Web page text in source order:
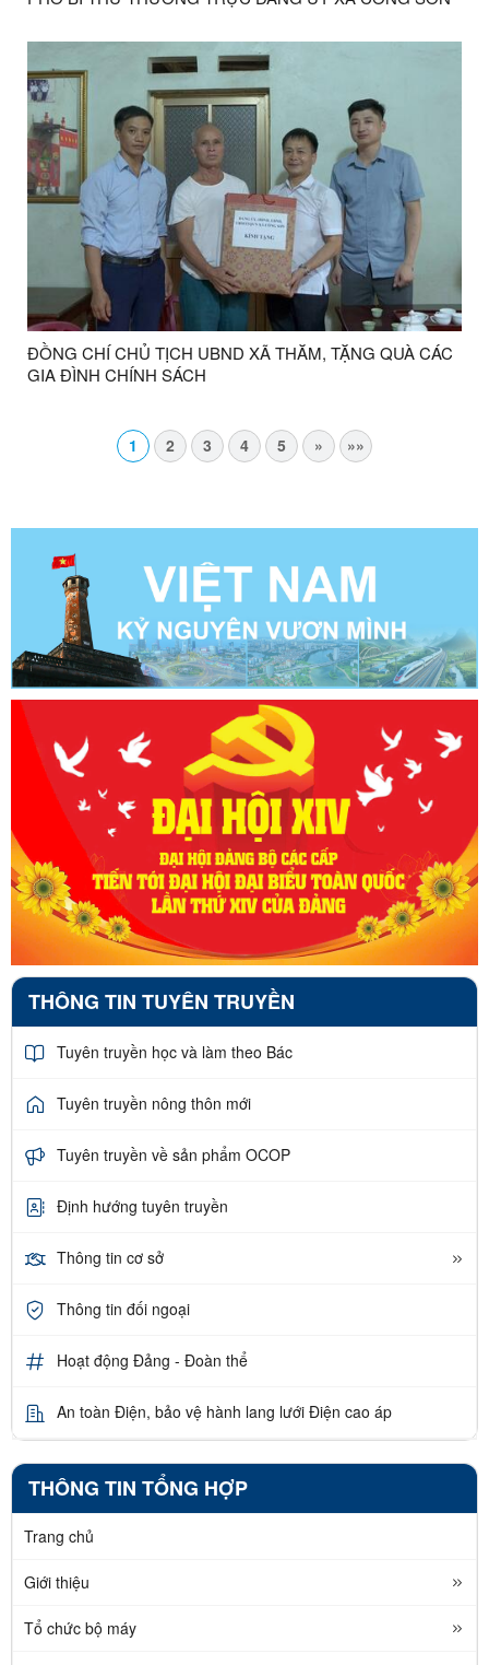
KỶ NIỆM 79 NĂM NGÀY THƯƠNG BINH - LIỆT SĨ
ĐỒNG CHÍ CHỦ TỊCH UBND XÃ THĂM, TẶNG QUÀ CÁC
GIA ĐÌNH CHÍNH SÁCH
1 2 3 4 5 » »»
THÔNG TIN TUYÊN TRUYỀN
Tuyên truyền học và làm theo Bác
Tuyên truyền nông thôn mới
Tuyên truyền về sản phẩm OCOP
Định hướng tuyên truyền
Thông tin cơ sở
Thông tin đối ngoại
Hoạt động Đảng - Đoàn thể
An toàn Điện, bảo vệ hành lang lưới Điện cao áp
THÔNG TIN TỔNG HỢP
Trang chủ
Giới thiệu
Tổ chức bộ máy